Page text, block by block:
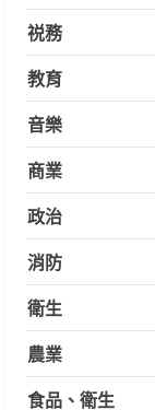
祱務
教育
音樂
商業
政治
消防
衛生
農業
食品、衛生